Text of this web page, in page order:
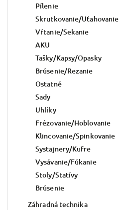
Pílenie
Skrutkovanie/Uťahovanie
Vŕtanie/Sekanie
AKU
Tašky/Kapsy/Opasky
Brúsenie/Rezanie
Ostatné
Sady
Uhlíky
Frézovanie/Hoblovanie
Klincovanie/Spinkovanie
Systajnery/Kufre
Vysávanie/Fúkanie
Stoly/Statívy
Brúsenie
Záhradná technika